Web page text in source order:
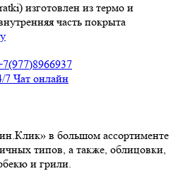
изготовлен из термо и
часть покрыта
Чат онлайн
в большом ассортименте
типов, а также, облицовки,
и грили.